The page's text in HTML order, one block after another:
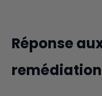
Réponse